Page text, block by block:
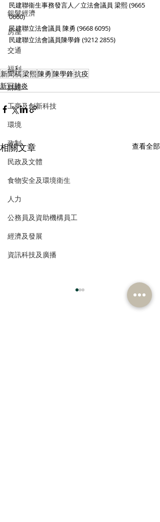
銀髮經濟
房屋
交通
福利
財經
工商及創新科技
環境
政制
民政及文體
食物安全及環境衛生
人力
公務員及資助機構員工
經濟及發展
資訊科技及廣播
民建聯衞生事務發言人／立法會議員 梁熙 (9665
0660)
民建聯立法會議員 陳勇 (9668 6095)
民建聯立法會議員陳學鋒 (9212 2855)
新聞稿梁熙陳勇陳學鋒抗疫
新冠肺炎
相關文章 查看全部